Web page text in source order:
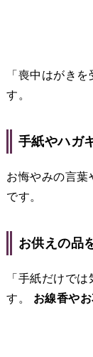
「喪中はがき
す。
手紙やハガ
お悔やみの言葉
です。
お供えの品
「手紙だけで
す。 お線香や